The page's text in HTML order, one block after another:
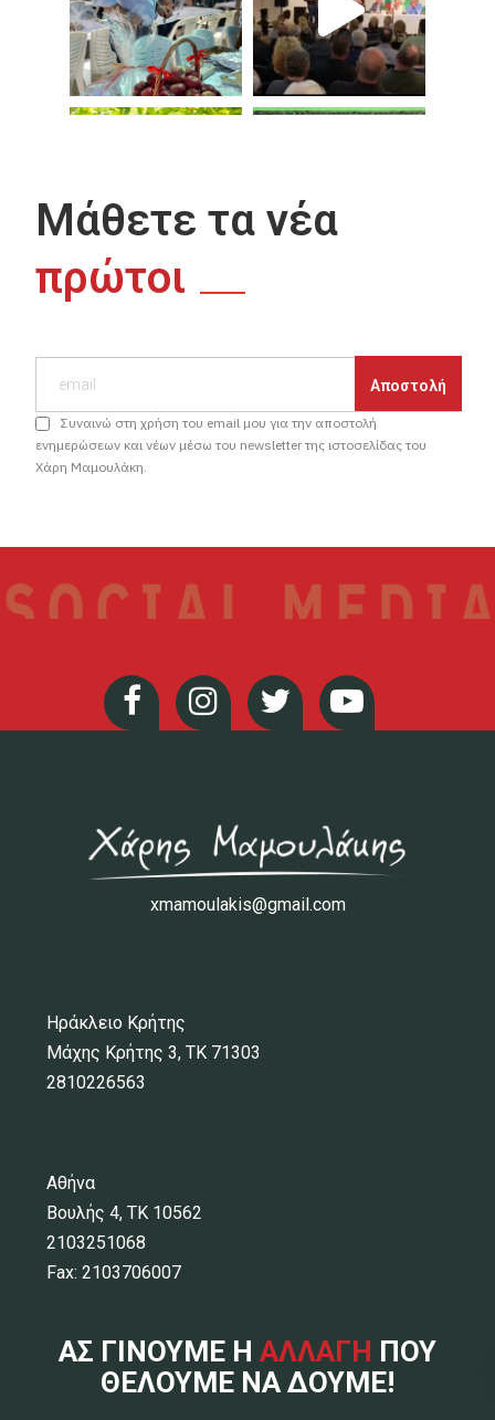
Μάθετε τα νέα
πρώτοι
Συναινώ στη χρήση του email μου για την αποστολή
ενημερώσεων και νέων μέσω του newsletter της ιστοσελίδας του
Χάρη Μαμουλάκη.
xmamoulakis@gmail.com
Ηράκλειο Κρήτης
Μάχης Κρήτης 3, ΤΚ 71303
2810226563
Αθήνα
Βουλής 4, ΤΚ 10562
2103251068
Fax: 2103706007
ΑΣ ΓΙΝΟΥΜΕ Η ΑΛΛΑΓΗ ΠΟΥ
ΘΕΛΟΥΜΕ ΝΑ ΔΟΥΜΕ!